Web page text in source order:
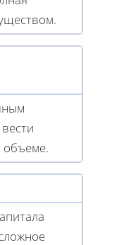
объеме.